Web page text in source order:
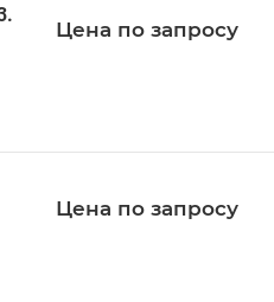
Цена по запросу
Цена по запросу